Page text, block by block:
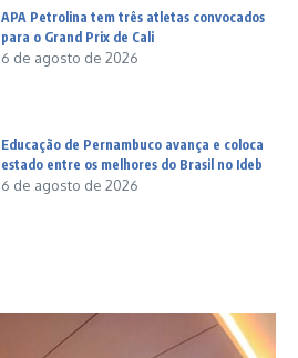
APA Petrolina tem três atletas convocados
para o Grand Prix de Cali
6 de agosto de 2026
Educação de Pernambuco avança e coloca
estado entre os melhores do Brasil no Ideb
6 de agosto de 2026